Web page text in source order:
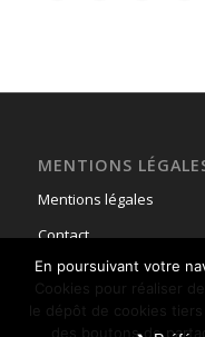
MENTIONS
Mentions légales
Contact
En poursuivant votre
Cookies pour réaliser
le dépôt de cookies
des boutons de